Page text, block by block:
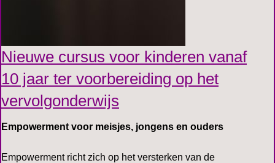
Nieuwe cursus voor kinderen vanaf
10 jaar ter voorbereiding op het
vervolgonderwijs
Empowerment voor meisjes, jongens en ouders
Empowerment richt zich op het versterken van de